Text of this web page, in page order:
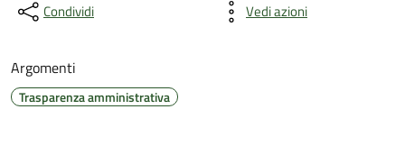
Condividi Vedi azioni
Argomenti
Trasparenza amministrativa